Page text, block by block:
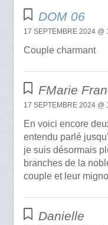
DOM 06
17 SEPTEMBRE 2024 @
Couple charmant
FMarie
17 SEPTEMBRE 2024 @
En voici encore
entendu parlé
je suis désormais
branches de la
couple et leur
Danielle